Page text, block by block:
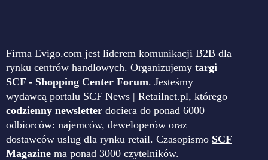
Firma Evigo.com jest liderem komunikacji B2B dla
rynku centrów handlowych. Organizujemy targi
SCF - Shopping Center Forum. Jesteśmy
wydawcą portalu SCF News | Retailnet.pl, którego
codzienny newsletter dociera do ponad 6000
odbiorców: najemców, deweloperów oraz
dostawców usług dla rynku retail. Czasopismo SCF
Magazine ma ponad 3000 czytelników.